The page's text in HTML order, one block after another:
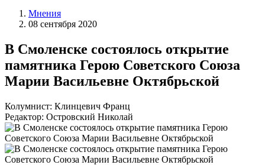
Мнения
08 сентября 2020
В Смоленске состоялось открытие
памятника Герою Советского Союза
Марии Васильевне Октябрьской
Колумнист: Клинцевич Франц
Редактор: Островский Николай